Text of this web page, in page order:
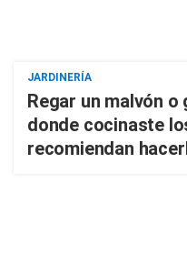
JARDINERÍA
Regar un malvón
donde cocinaste
recomiendan